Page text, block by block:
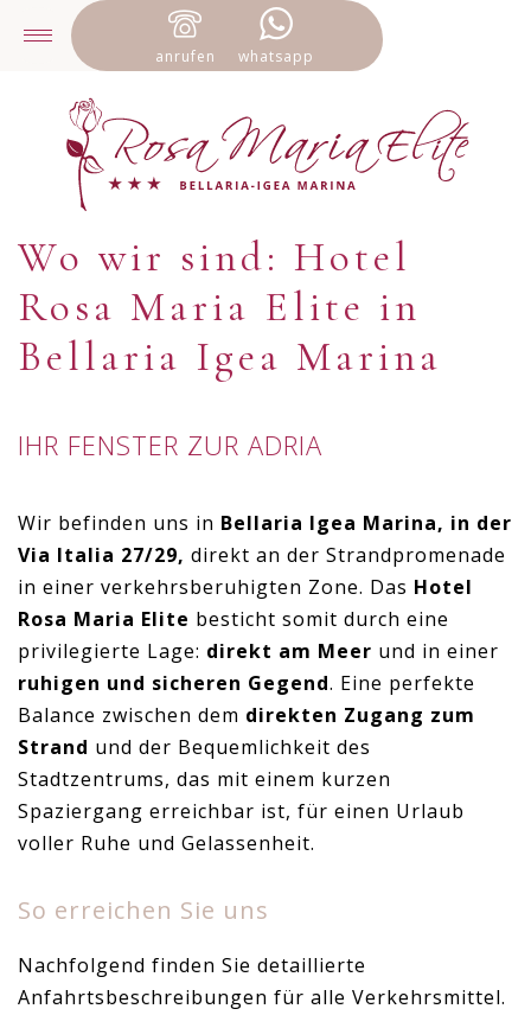
anrufen whatsapp
Wo wir sind: Hotel
Rosa Maria Elite in
Bellaria Igea Marina
IHR FENSTER ZUR ADRIA
Wir befinden uns in Bellaria Igea Marina, in der
Via Italia 27/29, direkt an der Strandpromenade
in einer verkehrsberuhigten Zone. Das Hotel
Rosa Maria Elite besticht somit durch eine
privilegierte Lage: direkt am Meer und in einer
ruhigen und sicheren Gegend. Eine perfekte
Balance zwischen dem direkten Zugang zum
Strand und der Bequemlichkeit des
Stadtzentrums, das mit einem kurzen
Spaziergang erreichbar ist, für einen Urlaub
voller Ruhe und Gelassenheit.
So erreichen Sie uns
Nachfolgend finden Sie detaillierte
Anfahrtsbeschreibungen für alle Verkehrsmittel.